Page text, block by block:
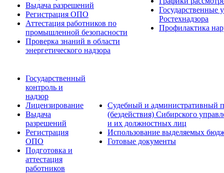
Выдача разрешений
Регистрация ОПО
Аттестация работников по
промышленной безопасности
Проверка знаний в области
энергетического надзора
Государственные
Ростехнадзора
Профилактика
Государственный
контроль и
надзор
Лицензирование
Выдача
разрешений
Регистрация
ОПО
Подготовка и
аттестация
работников
Судебный и административный
(бездействия) Сибирского
и их должностных лиц
Использование выделяемых
Готовые документы